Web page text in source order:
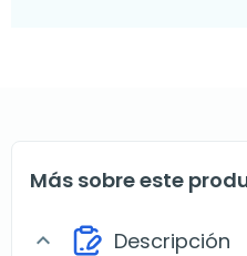
Más sobre este
expand_more Descripción